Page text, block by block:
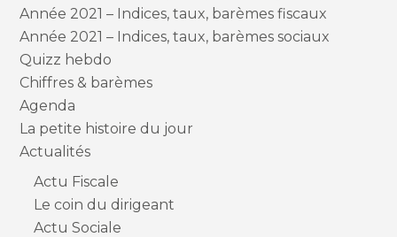
Année 2021 – Indices, taux, barèmes fiscaux
Année 2021 – Indices, taux, barèmes sociaux
Quizz hebdo
Chiffres & barèmes
Agenda
La petite histoire du jour
Actualités
Actu Fiscale
Le coin du dirigeant
Actu Sociale